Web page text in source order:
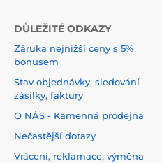
DŮLEŽITÉ ODKAZY
Záruka nejnižší ceny s 5%
bonusem
Stav objednávky, sledování
zásilky, faktury
O NÁS - Kamenná prodejna
Nečastější dotazy
Vrácení, reklamace, výměna